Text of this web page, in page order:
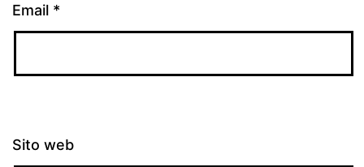
Email *
Sito web